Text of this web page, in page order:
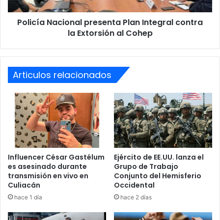
El funcionario se negó a brindar más detalles sobre la
identidad del sujeto “por cuestiones de estrategia” ya que
las investigaciones aún están en proceso.
Hasta septiembre de 2022, en Baja California
registrado 20 femicidios, de los cuales 6 se concentraron
en el municipio deTijuana
Este estado ocupa el lugar número 16 de 32 entre los más
peligrosos para las mujeres enMéxico, según datos de
laSecretaría de Seguridad Pública.
asesino homicidios México
al
Cohep
Policía Nacional presenta Plan Integral contra
la Extorsión al Cohep
Articulos relacionados
Influencer César Gastélum
es asesinado durante
transmisión en vivo en
Culiacán
hace 1 día
Ejército de EE.UU. lanza el
Grupo de Trabajo
Conjunto del Hemisferio
Occidental
hace 2 días